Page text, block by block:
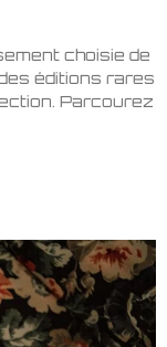
choisie de
éditions rares
Parcourez